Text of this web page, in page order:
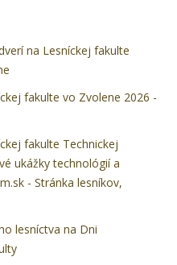
na Lesníckej fakulte
fakulte vo Zvolene 2026 -
fakulte Technickej
ukážky technológií a
- Stránka lesníkov,
lesníctva na Dni